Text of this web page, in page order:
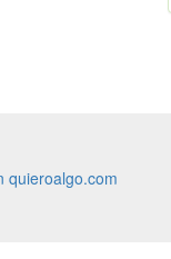
quieroalgo.com